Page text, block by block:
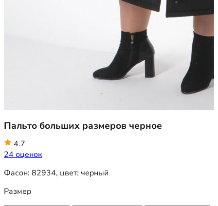
Пальто больших размеров черное
4.7
24 оценок
Фасон: 82934, цвет: черный
Размер